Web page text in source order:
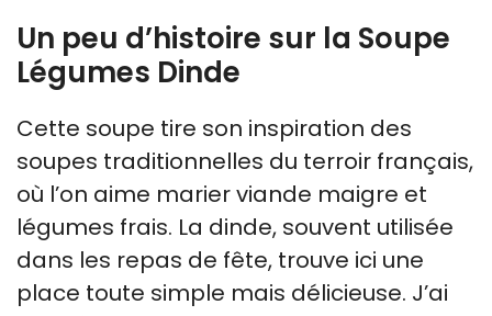
Un peu d’histoire sur la Soupe
Légumes Dinde
Cette soupe tire son inspiration des
soupes traditionnelles du terroir français,
où l’on aime marier viande maigre et
légumes frais. La dinde, souvent utilisée
dans les repas de fête, trouve ici une
place toute simple mais délicieuse. J’ai